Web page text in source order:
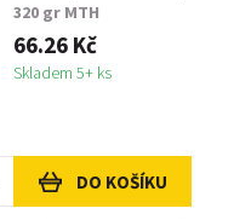
320 gr MTH
66.26 Kč
Skladem 5+ ks
DO KOŠÍKU